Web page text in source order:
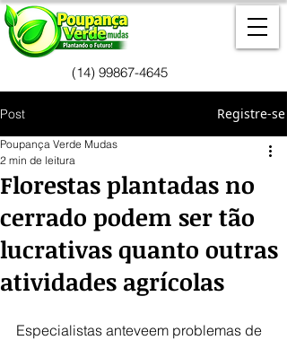
(14) 99867-4645
Post Registre-se
Florestas plantadas no
cerrado podem ser tão
lucrativas quanto outras
atividades agrícolas
Poupança Verde Mudas
2 min de leitura
Especialistas anteveem problemas de